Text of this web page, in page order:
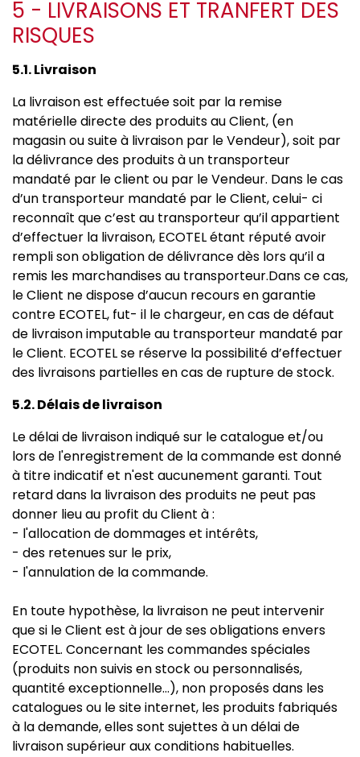
5 - LIVRAISONS ET TRANFERT DES
RISQUES
5.1. Livraison
La livraison est effectuée soit par la remise
matérielle directe des produits au Client, (en
magasin ou suite à livraison par le Vendeur), soit par
la délivrance des produits à un transporteur
mandaté par le client ou par le Vendeur. Dans le cas
d’un transporteur mandaté par le Client, celui- ci
reconnaît que c’est au transporteur qu’il appartient
d’effectuer la livraison, ECOTEL étant réputé avoir
rempli son obligation de délivrance dès lors qu’il a
remis les marchandises au transporteur.Dans ce cas,
le Client ne dispose d’aucun recours en garantie
contre ECOTEL, fut- il le chargeur, en cas de défaut
de livraison imputable au transporteur mandaté par
le Client. ECOTEL se réserve la possibilité d’effectuer
des livraisons partielles en cas de rupture de stock.
5.2. Délais de livraison
Le délai de livraison indiqué sur le catalogue et/ou
lors de l'enregistrement de la commande est donné
à titre indicatif et n'est aucunement garanti. Tout
retard dans la livraison des produits ne peut pas
donner lieu au profit du Client à :
- l'allocation de dommages et intérêts,
- des retenues sur le prix,
- l'annulation de la commande.
En toute hypothèse, la livraison ne peut intervenir
que si le Client est à jour de ses obligations envers
ECOTEL. Concernant les commandes spéciales
(produits non suivis en stock ou personnalisés,
quantité exceptionnelle…), non proposés dans les
catalogues ou le site internet, les produits fabriqués
à la demande, elles sont sujettes à un délai de
livraison supérieur aux conditions habituelles.